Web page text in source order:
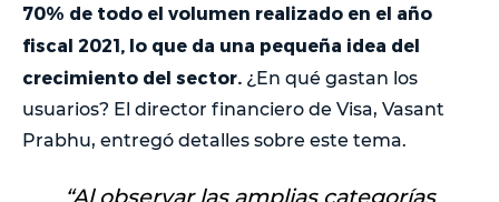
70% de todo el volumen realizado en el año
fiscal 2021, lo que da una pequeña idea del
crecimiento del sector. ¿En qué gastan los
usuarios? El director financiero de Visa, Vasant
Prabhu, entregó detalles sobre este tema.
“Al observar las amplias categorías